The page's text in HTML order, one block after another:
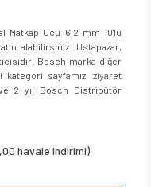
Matkap Ucu 6,2 mm 10'lu
alabilirsiniz. Ustapazar,
Bosch marka diğer
sayfamızı ziyaret
2 yıl Bosch Distribütör
havale indirimi)